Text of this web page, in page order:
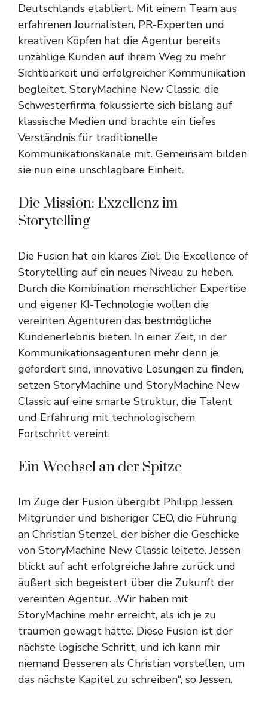
Deutschlands etabliert. Mit einem Team aus
erfahrenen Journalisten, PR-Experten und
kreativen Köpfen hat die Agentur bereits
unzählige Kunden auf ihrem Weg zu mehr
Sichtbarkeit und erfolgreicher Kommunikation
begleitet. StoryMachine New Classic, die
Schwesterfirma, fokussierte sich bislang auf
klassische Medien und brachte ein tiefes
Verständnis für traditionelle
Kommunikationskanäle mit. Gemeinsam bilden
sie nun eine unschlagbare Einheit.
Die Mission: Exzellenz im
Storytelling
Die Fusion hat ein klares Ziel: Die Excellence of
Storytelling auf ein neues Niveau zu heben.
Durch die Kombination menschlicher Expertise
und eigener KI-Technologie wollen die
vereinten Agenturen das bestmögliche
Kundenerlebnis bieten. In einer Zeit, in der
Kommunikationsagenturen mehr denn je
gefordert sind, innovative Lösungen zu finden,
setzen StoryMachine und StoryMachine New
Classic auf eine smarte Struktur, die Talent
und Erfahrung mit technologischem
Fortschritt vereint.
Ein Wechsel an der Spitze
Im Zuge der Fusion übergibt Philipp Jessen,
Mitgründer und bisheriger CEO, die Führung
an Christian Stenzel, der bisher die Geschicke
von StoryMachine New Classic leitete. Jessen
blickt auf acht erfolgreiche Jahre zurück und
äußert sich begeistert über die Zukunft der
vereinten Agentur. „Wir haben mit
StoryMachine mehr erreicht, als ich je zu
träumen gewagt hätte. Diese Fusion ist der
nächste logische Schritt, und ich kann mir
niemand Besseren als Christian vorstellen, um
das nächste Kapitel zu schreiben“, so Jessen.